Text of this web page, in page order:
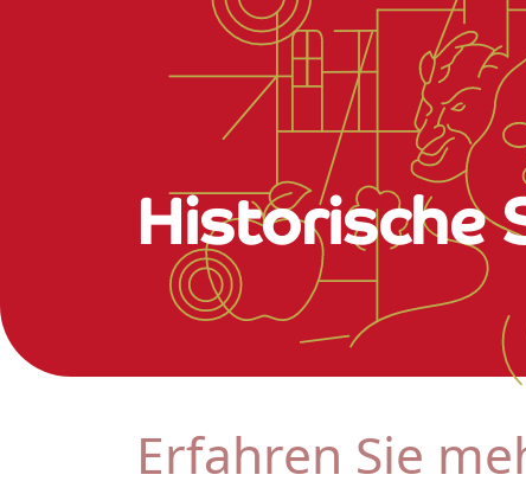
Historische
Erfahren Sie